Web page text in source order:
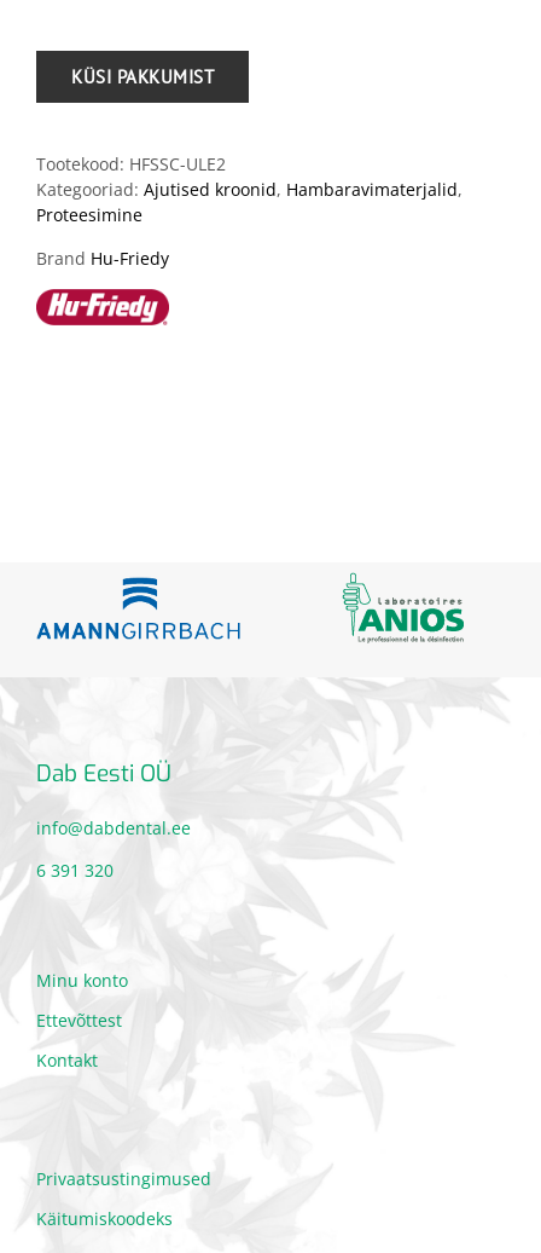
Tootekood: HFSSC-ULE2
Kategooriad: Ajutised kroonid, Hambaravimaterjalid,
Proteesimine
Brand Hu-Friedy
Dab Eesti OÜ
info@dabdental.ee
6 391 320
Minu konto
Ettevõttest
Kontakt
Privaatsustingimused
Käitumiskoodeks